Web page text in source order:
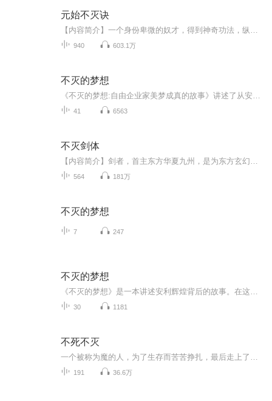
元始不灭诀
940 603.1万
不灭的梦想
41 6563
不灭剑体
564 181万
不灭的梦想
7 247
不灭的梦想
30 1181
不死不灭
191 36.6万